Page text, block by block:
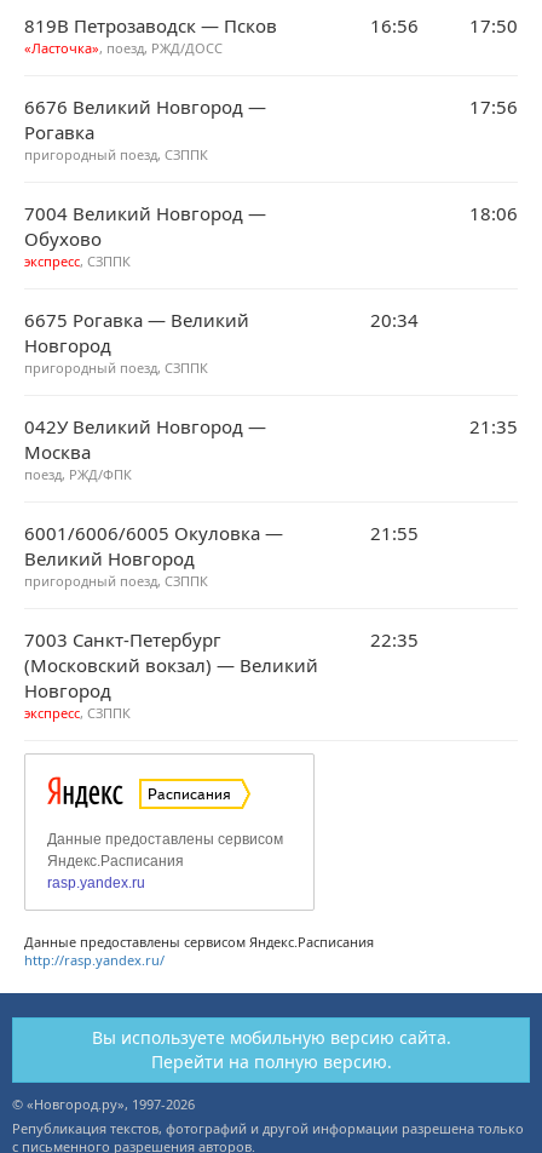
819В Петрозаводск — Псков
«Ласточка», поезд, РЖД/ДОСС
16:56 17:50
6676 Великий Новгород —
Рогавка
пригородный поезд, СЗППК
17:56
7004 Великий Новгород —
Обухово
экспресс, СЗППК
18:06
6675 Рогавка — Великий
Новгород
пригородный поезд, СЗППК
20:34
042У Великий Новгород —
Москва
поезд, РЖД/ФПК
21:35
6001/6006/6005 Окуловка —
Великий Новгород
пригородный поезд, СЗППК
21:55
7003 Санкт-Петербург
(Московский вокзал) — Великий
Новгород
экспресс, СЗППК
22:35
Данные предоставлены сервисом Яндекс.Расписания
http://rasp.yandex.ru/
Вы используете мобильную версию сайта.
Перейти на полную версию.
© «Новгород.ру», 1997-2026
Републикация текстов, фотографий и другой информации разрешена только
с письменного разрешения авторов.